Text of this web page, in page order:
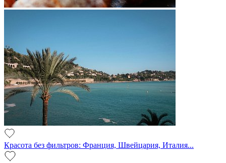
Красота без фильтров: Франция, Швейцария, Италия...